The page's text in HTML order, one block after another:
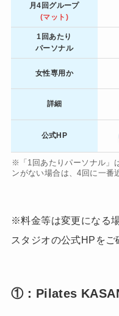
月4回グループ
(マット)
1回あたり
パーソナル
女性専用か
詳細
公式HP
※「1回あたりパーソナル」
ンがない場合は、4回に一番
※料金等は変更になる
スタジオの公式HPをご
①：Pilates